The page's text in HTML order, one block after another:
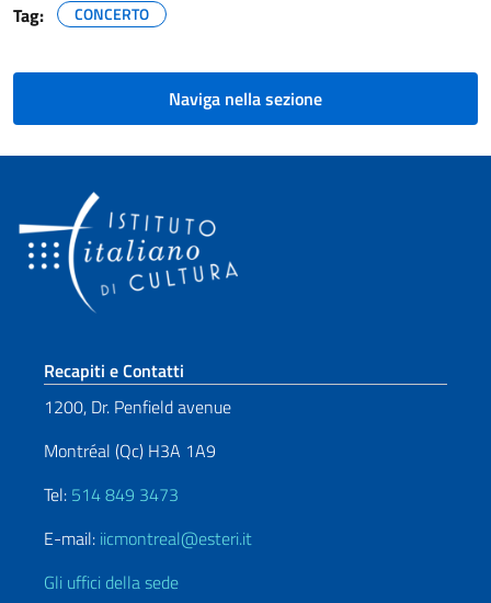
Tag: CONCERTO
Naviga nella sezione
Sezione footer
Recapiti e Contatti
1200, Dr. Penfield avenue
Montréal (Qc) H3A 1A9
Tel: 514 849 3473
E-mail: iicmontreal@esteri.it
Gli uffici della sede